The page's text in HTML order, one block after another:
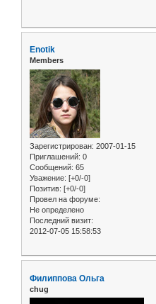
Enotik
Members
Зарегистрирован: 2007-01-15
Приглашений: 0
Сообщений: 65
Уважение: [+0/-0]
Позитив: [+0/-0]
Провел на форуме:
Не определено
Последний визит:
2012-07-05 15:58:53
Филиппова Ольга
chug